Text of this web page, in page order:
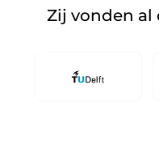
Zij vonden al